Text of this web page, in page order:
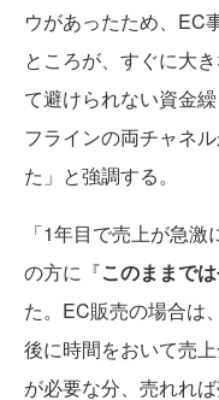
ウがあったため、EC
ところが、すぐに大
て避けられない資金
フラインの両チャネ
た」と強調する。
「1年目で売上が急
の方に『このままで
た。EC販売の場合は
後に時間をおいて売
が必要な分、売れれ